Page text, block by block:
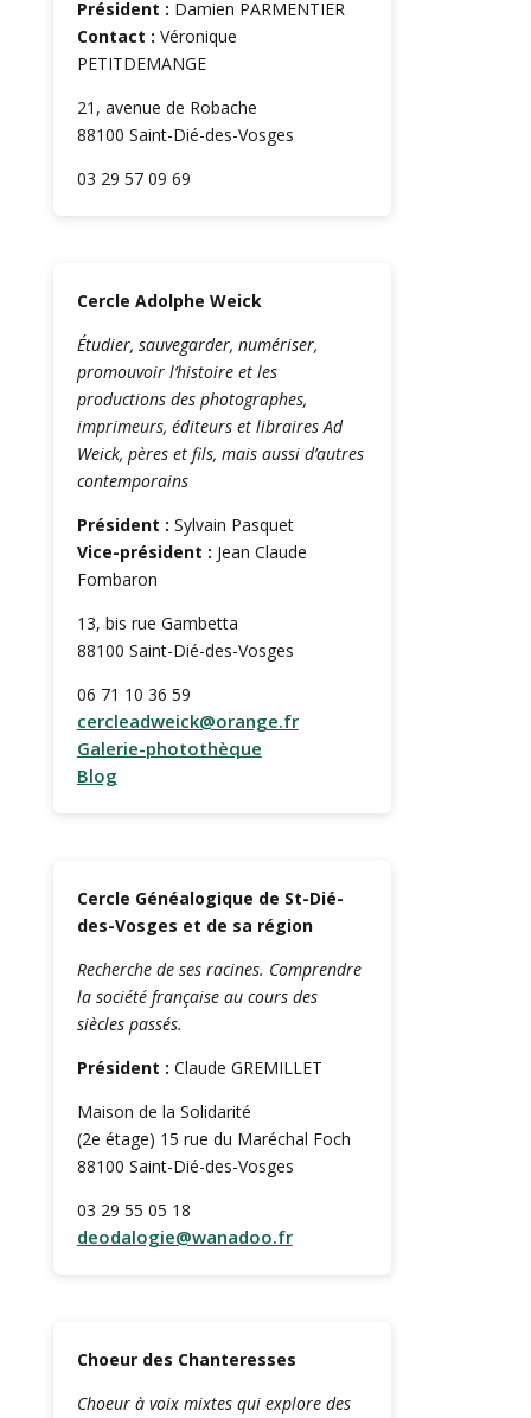
Président : Damien PARMENTIER
Contact : Véronique
PETITDEMANGE
21, avenue de Robache
88100 Saint-Dié-des-Vosges
03 29 57 09 69
Cercle Adolphe Weick
Étudier, sauvegarder, numériser,
promouvoir l’histoire et les
productions des photographes,
imprimeurs, éditeurs et libraires Ad
Weick, pères et fils, mais aussi d’autres
contemporains
Président : Sylvain Pasquet
Vice-président : Jean Claude
Fombaron
13, bis rue Gambetta
88100 Saint-Dié-des-Vosges
06 71 10 36 59
cercleadweick@orange.fr
Galerie-photothèque
Blog
Cercle Généalogique de St-Dié-
des-Vosges et de sa région
Recherche de ses racines. Comprendre
la société française au cours des
siècles passés.
Président : Claude GREMILLET
Maison de la Solidarité
(2e étage) 15 rue du Maréchal Foch
88100 Saint-Dié-des-Vosges
03 29 55 05 18
deodalogie@wanadoo.fr
Choeur des Chanteresses
Choeur à voix mixtes qui explore des